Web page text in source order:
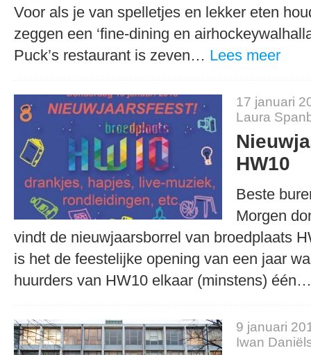
Voor als je van spelletjes en lekker eten
zeggen een ‘fine-dining en
Puck’s restaurant is zeven… Lees meer
17 januari
Laura
HW10
Beste
Morgen
vindt de nieuwjaarsborrel van broedplaats
is het de feestelijke opening van een jaar
huurders van HW10 elkaar (minstens)
9 januari
Iwan